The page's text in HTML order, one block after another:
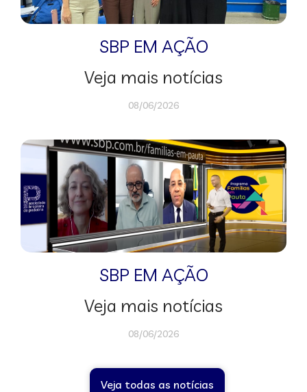
SBP EM AÇÃO
Veja mais notícias
08/06/2026
SBP EM AÇÃO
Veja mais notícias
08/06/2026
Veja todas as notícias